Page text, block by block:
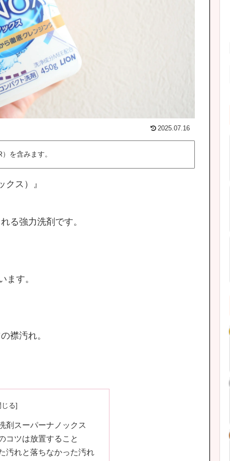
2025.07.16
を含みます。
ス）』
る強力洗剤です。
ます。
襟汚れ。
剤スーパーナノックス
コツは放置すること
汚れと落ちなかった汚れ